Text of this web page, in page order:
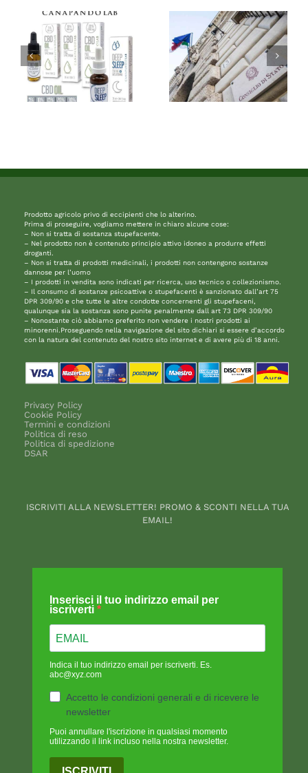
Prodotto agricolo privo di eccipienti che lo alterino.
Prima di proseguire, vogliamo mettere in chiaro alcune cose:
– Non si tratta di sostanza stupefacente.
– Nel prodotto non è contenuto principio attivo idoneo a produrre effetti
droganti.
– Non si tratta di prodotti medicinali, i prodotti non contengono sostanze
dannose per l’uomo
– I prodotti in vendita sono indicati per ricerca, uso tecnico o collezionismo.
– Il consumo di sostanze psicoattive o stupefacenti è sanzionato dall’art 75
DPR 309/90 e che tutte le altre condotte concernenti gli stupefaceni,
qualunque sia la sostanza sono punite penalmente dall art 73 DPR 309/90
– Nonostante ciò abbiamo preferito non vendere i nostri prodotti ai
minorenni.Proseguendo nella navigazione del sito dichiari si essere d’accordo
con la natura del contenuto del nostro sito internet e di avere più di 18 anni.
Privacy Policy
Cookie Policy
Termini e condizioni
Politica di reso
Politica di spedizione
DSAR
ISCRIVITI ALLA NEWSLETTER! PROMO & SCONTI NELLA TUA
EMAIL!
Inserisci il tuo indirizzo email per
iscriverti
Indica il tuo indirizzo email per iscriverti. Es.
abc@xyz.com
Accetto le condizioni generali e di ricevere le
newsletter
Puoi annullare l'iscrizione in qualsiasi momento
utilizzando il link incluso nella nostra newsletter.